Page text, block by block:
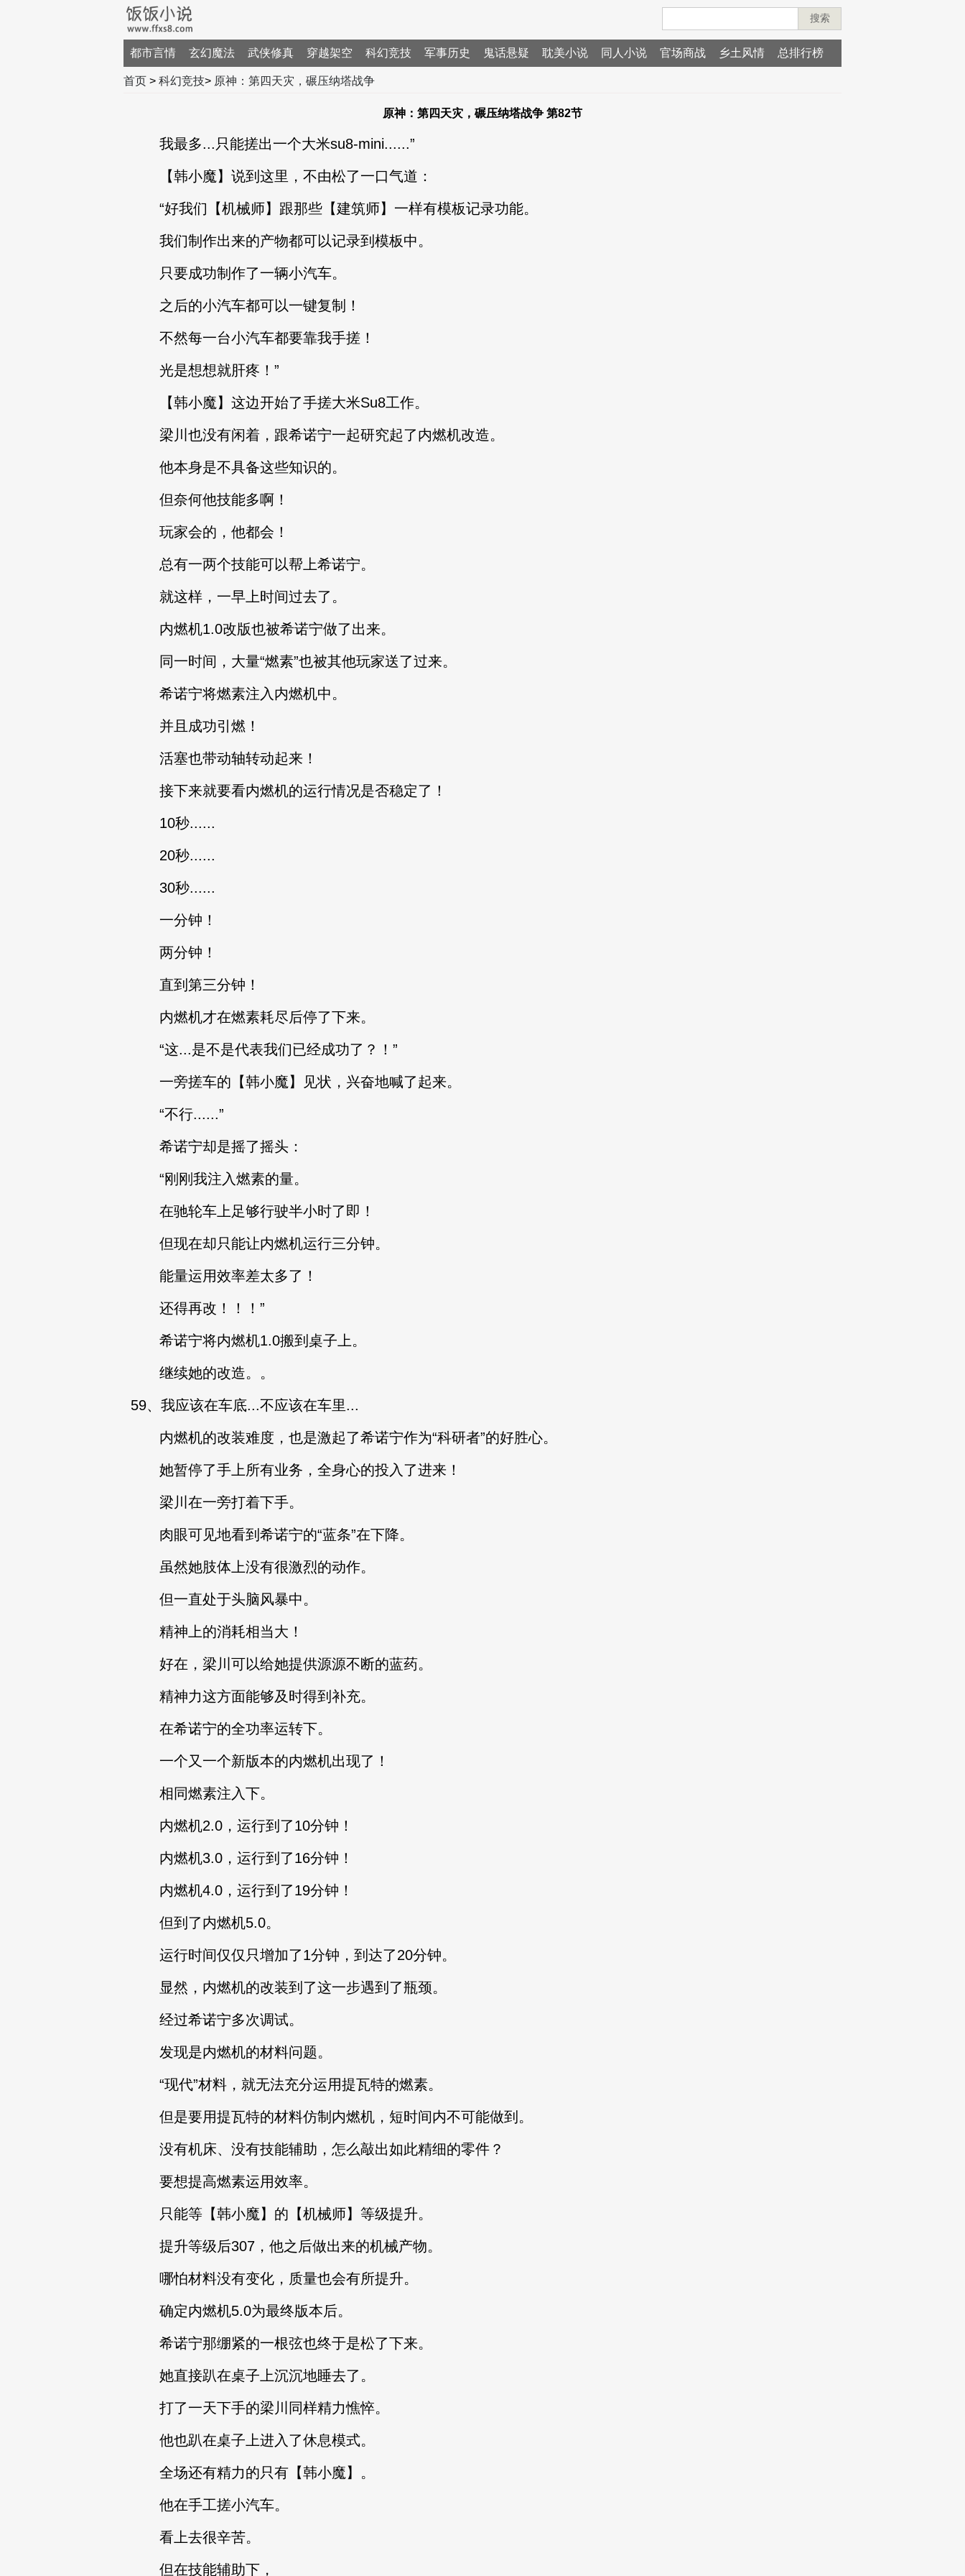
搜索
都市言情 玄幻魔法 武侠修真 穿越架空 科幻竞技 军事历史 鬼话悬疑 耽美小说 同人小说 官场商战 乡土风情 总排行榜
首页 > 科幻竞技> 原神：第四天灾，碾压纳塔战争
原神：第四天灾，碾压纳塔战争 第82节
我最多...只能搓出一个大米su8-mini......”
【韩小魔】说到这里，不由松了一口气道：
“好我们【机械师】跟那些【建筑师】一样有模板记录功能。
我们制作出来的产物都可以记录到模板中。
只要成功制作了一辆小汽车。
之后的小汽车都可以一键复制！
不然每一台小汽车都要靠我手搓！
光是想想就肝疼！”
【韩小魔】这边开始了手搓大米Su8工作。
梁川也没有闲着，跟希诺宁一起研究起了内燃机改造。
他本身是不具备这些知识的。
但奈何他技能多啊！
玩家会的，他都会！
总有一两个技能可以帮上希诺宁。
就这样，一早上时间过去了。
内燃机1.0改版也被希诺宁做了出来。
同一时间，大量“燃素”也被其他玩家送了过来。
希诺宁将燃素注入内燃机中。
并且成功引燃！
活塞也带动轴转动起来！
接下来就要看内燃机的运行情况是否稳定了！
10秒......
20秒......
30秒......
一分钟！
两分钟！
直到第三分钟！
内燃机才在燃素耗尽后停了下来。
“这...是不是代表我们已经成功了？！”
一旁搓车的【韩小魔】见状，兴奋地喊了起来。
“不行......”
希诺宁却是摇了摇头：
“刚刚我注入燃素的量。
在驰轮车上足够行驶半小时了即！
但现在却只能让内燃机运行三分钟。
能量运用效率差太多了！
还得再改！！！”
希诺宁将内燃机1.0搬到桌子上。
继续她的改造。。
59、我应该在车底...不应该在车里...
内燃机的改装难度，也是激起了希诺宁作为“科研者”的好胜心。
她暂停了手上所有业务，全身心的投入了进来！
梁川在一旁打着下手。
肉眼可见地看到希诺宁的“蓝条”在下降。
虽然她肢体上没有很激烈的动作。
但一直处于头脑风暴中。
精神上的消耗相当大！
好在，梁川可以给她提供源源不断的蓝药。
精神力这方面能够及时得到补充。
在希诺宁的全功率运转下。
一个又一个新版本的内燃机出现了！
相同燃素注入下。
内燃机2.0，运行到了10分钟！
内燃机3.0，运行到了16分钟！
内燃机4.0，运行到了19分钟！
但到了内燃机5.0。
运行时间仅仅只增加了1分钟，到达了20分钟。
显然，内燃机的改装到了这一步遇到了瓶颈。
经过希诺宁多次调试。
发现是内燃机的材料问题。
“现代”材料，就无法充分运用提瓦特的燃素。
但是要用提瓦特的材料仿制内燃机，短时间内不可能做到。
没有机床、没有技能辅助，怎么敲出如此精细的零件？
要想提高燃素运用效率。
只能等【韩小魔】的【机械师】等级提升。
提升等级后307，他之后做出来的机械产物。
哪怕材料没有变化，质量也会有所提升。
确定内燃机5.0为最终版本后。
希诺宁那绷紧的一根弦也终于是松了下来。
她直接趴在桌子上沉沉地睡去了。
打了一天下手的梁川同样精力憔悴。
他也趴在桌子上进入了休息模式。
全场还有精力的只有【韩小魔】。
他在手工搓小汽车。
看上去很辛苦。
但在技能辅助下，